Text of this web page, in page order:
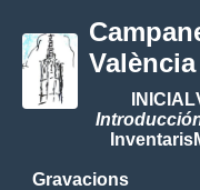
València
INICIAL
Inventaris
Gravacions